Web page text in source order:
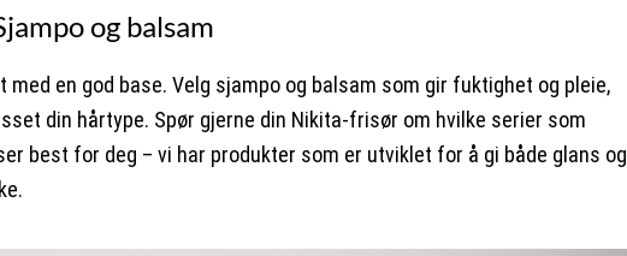
og balsam
med en god base. Velg sjampo og balsam som gir fuktighet og pleie,
din hårtype. Spør gjerne din Nikita-frisør om hvilke serier som
best for deg – vi har produkter som er utviklet for å gi både glans og